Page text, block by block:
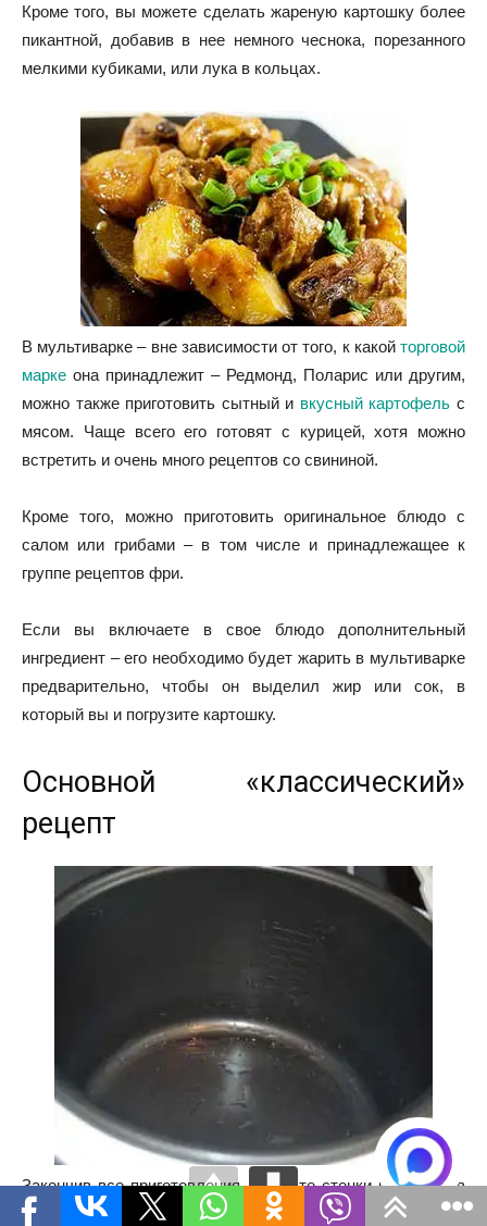
Кроме того, вы можете сделать жареную картошку более
пикантной, добавив в нее немного чеснока, порезанного
мелкими кубиками, или лука в кольцах.
В мультиварке – вне зависимости от того, к какой торговой
марке она принадлежит – Редмонд, Поларис или другим,
можно также приготовить сытный и вкусный картофель с
мясом. Чаще всего его готовят с курицей, хотя можно
встретить и очень много рецептов со свининой.
Кроме того, можно приготовить оригинальное блюдо с
салом или грибами – в том числе и принадлежащее к
группе рецептов фри.
Если вы включаете в свое блюдо дополнительный
ингредиент – его необходимо будет жарить в мультиварке
предварительно, чтобы он выделил жир или сок, в
который вы и погрузите картошку.
Основной «классический»
рецепт
Закончив все приготовления, смажьте стенки кастрюли в
мультиварке растительным маслом и вылейте немного на